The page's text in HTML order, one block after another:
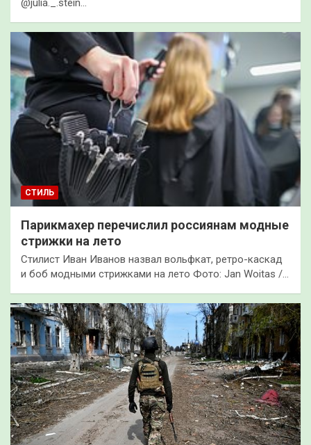
@julia._.stein…
СТИЛЬ
Парикмахер перечислил россиянам модные
стрижки на лето
Стилист Иван Иванов назвал вольфкат, ретро-каскад
и боб модными стрижками на лето Фото: Jan Woitas /…